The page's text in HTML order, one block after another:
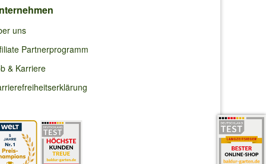
uns
Partnerprogramm
& Karriere